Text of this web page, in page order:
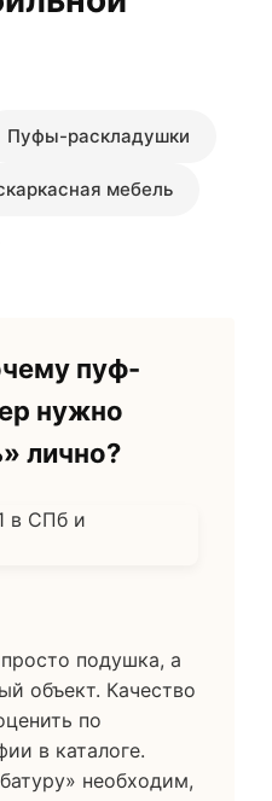
Пуфы-раскладушки
мебель
пуф-
нужно
лично?
подушка, а
объект. Качество
по
в каталоге.
необходим,